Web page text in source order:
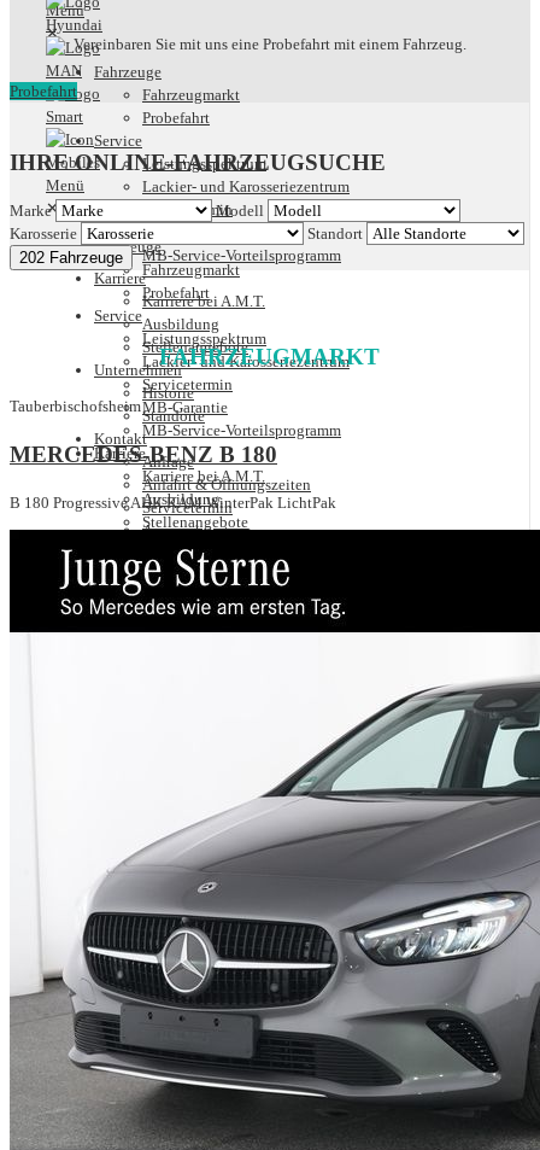
✕
Fahrzeuge
Fahrzeugmarkt
Probefahrt
Service
Leistungsspektrum
Lackier- und Karosseriezentrum
Servicetermin
MB-Garantie
MB-Service-Vorteilsprogramm
Karriere
Karriere bei A.M.T.
Ausbildung
Stellenangebote
Unternehmen
Historie
Standorte
Kontakt
Anfrage
Anfahrt & Öffnungszeiten
Servicetermin
Ansprechpartner
Probefahrt
Nutzfahrzeugzentrum
✕
Fahrzeuge
Fahrzeugmarkt
Probefahrt
Service
Leistungsspektrum
Lackier- und Karosseriezentrum
Servicetermin
MB-Garantie
MB-Service-Vorteilsprogramm
Karriere
Karriere bei A.M.T.
Ausbildung
Stellenangebote
Unternehmen
Historie
Standorte
Kontakt
Anfrage
Vereinbaren Sie mit uns eine Probefahrt mit einem Fahrzeug.
Probefahrt
IHRE ONLINE-FAHRZEUGSUCHE
Marke
Modell
Karosserie
Standort
202 Fahrzeuge
FAHRZEUGMARKT
Tauberbischofsheim
MERCEDES-BENZ B 180
B 180 Progressive AHK KAM WinterPak LichtPak